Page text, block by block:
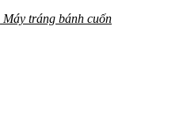
Máy tráng bánh cuốn